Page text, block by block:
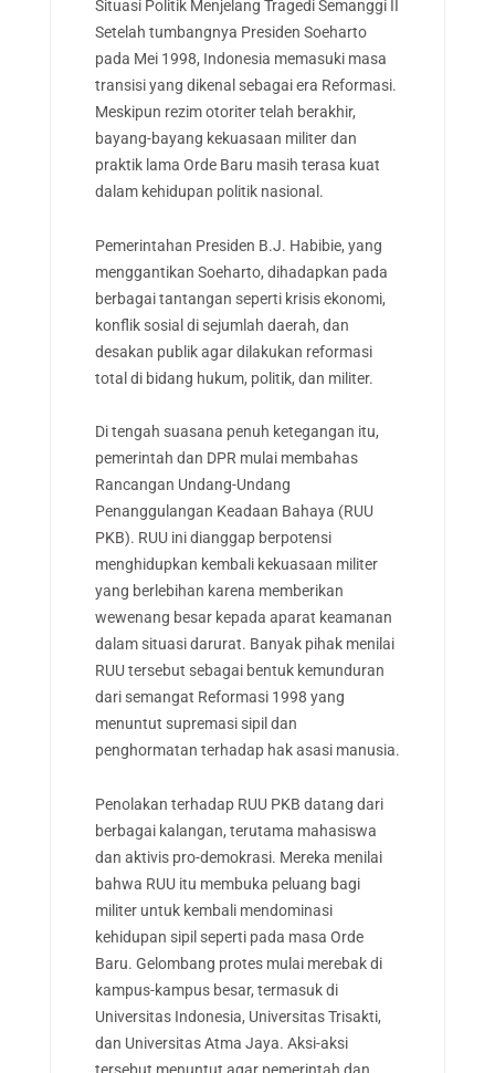
Situasi Politik Menjelang Tragedi Semanggi II
Setelah tumbangnya Presiden Soeharto
pada Mei 1998, Indonesia memasuki masa
transisi yang dikenal sebagai era Reformasi.
Meskipun rezim otoriter telah berakhir,
bayang-bayang kekuasaan militer dan
praktik lama Orde Baru masih terasa kuat
dalam kehidupan politik nasional.
Pemerintahan Presiden B.J. Habibie, yang
menggantikan Soeharto, dihadapkan pada
berbagai tantangan seperti krisis ekonomi,
konflik sosial di sejumlah daerah, dan
desakan publik agar dilakukan reformasi
total di bidang hukum, politik, dan militer.
Di tengah suasana penuh ketegangan itu,
pemerintah dan DPR mulai membahas
Rancangan Undang-Undang
Penanggulangan Keadaan Bahaya (RUU
PKB). RUU ini dianggap berpotensi
menghidupkan kembali kekuasaan militer
yang berlebihan karena memberikan
wewenang besar kepada aparat keamanan
dalam situasi darurat. Banyak pihak menilai
RUU tersebut sebagai bentuk kemunduran
dari semangat Reformasi 1998 yang
menuntut supremasi sipil dan
penghormatan terhadap hak asasi manusia.
Penolakan terhadap RUU PKB datang dari
berbagai kalangan, terutama mahasiswa
dan aktivis pro-demokrasi. Mereka menilai
bahwa RUU itu membuka peluang bagi
militer untuk kembali mendominasi
kehidupan sipil seperti pada masa Orde
Baru. Gelombang protes mulai merebak di
kampus-kampus besar, termasuk di
Universitas Indonesia, Universitas Trisakti,
dan Universitas Atma Jaya. Aksi-aksi